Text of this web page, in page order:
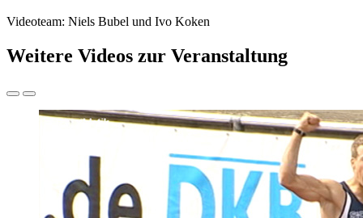
Videoteam: Niels Bubel und Ivo Koken
Weitere Videos zur Veranstaltung